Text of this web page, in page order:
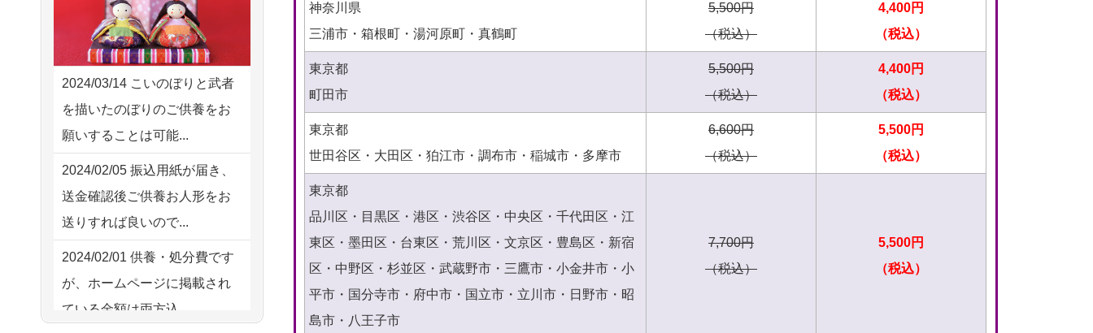
神奈川県
三浦市・箱根町・湯河原町・真鶴町
5,500円
（税込）
4,400円
（税込）
東京都
町田市
5,500円
（税込）
4,400円
（税込）
東京都
世田谷区・大田区・狛江市・調布市・稲城市・多摩市
6,600円
（税込）
5,500円
（税込）
東京都
品川区・目黒区・港区・渋谷区・中央区・千代田区・江
東区・墨田区・台東区・荒川区・文京区・豊島区・新宿
区・中野区・杉並区・武蔵野市・三鷹市・小金井市・小
平市・国分寺市・府中市・国立市・立川市・日野市・昭
島市・八王子市
7,700円
（税込）
5,500円
（税込）
2026/08/02 10:39
神奈川の方からお申込み
2026/08/02 09:15
神奈川の方からお申込み
2026/08/02 06:46
相模原の方からお申込み
2026/08/01 19:28
東京都の方からお申込み
2026/08/01 17:10
東京都の方からお申込み
2026/08/01 11:07
2026/08/02 NEW
祖母の人形
供養の際も利用させていただ
き安心感がある
お人形の仕
分けなども丁寧に行う様子か
ら、大切...
供養の内容（料金
や送り方等）がとても丁寧に
説...
つい先日も利用さ
せていただきました。 手続...
2024/03/14 こいのぼりと武者
を描いたのぼりのご供養をお
願いすることは可能...
2024/02/05 振込用紙が届き、
送金確認後ご供養お人形をお
送りすれば良いので...
2024/02/01 供養・処分費です
が、ホームページに掲載され
ている金額は両方込...